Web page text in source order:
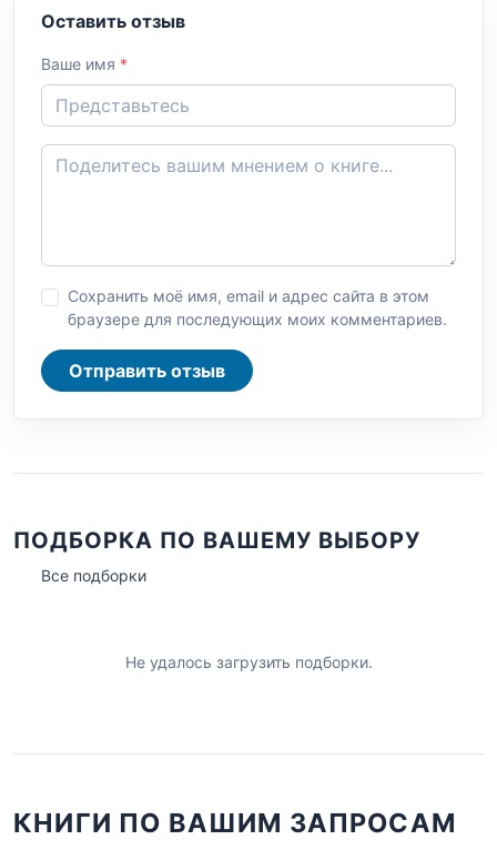
Оставить отзыв
Ваше имя *
Сохранить моё имя, email и адрес сайта в этом
браузере для последующих моих комментариев.
Отправить отзыв
ПОДБОРКА ПО ВАШЕМУ ВЫБОРУ
Все подборки
Не удалось загрузить подборки.
КНИГИ ПО ВАШИМ ЗАПРОСАМ